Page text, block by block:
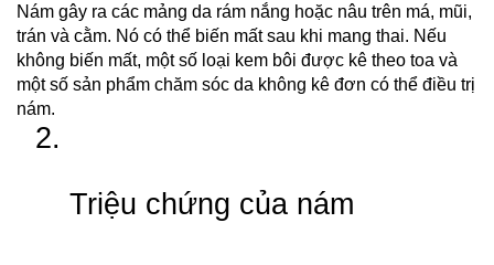
Nám gây ra các mảng da rám nắng hoặc nâu trên má, mũi,
trán và cằm. Nó có thể biến mất sau khi mang thai. Nếu
không biến mất, một số loại kem bôi được kê theo toa và
một số sản phẩm chăm sóc da không kê đơn có thể điều trị
nám.
Triệu chứng của nám